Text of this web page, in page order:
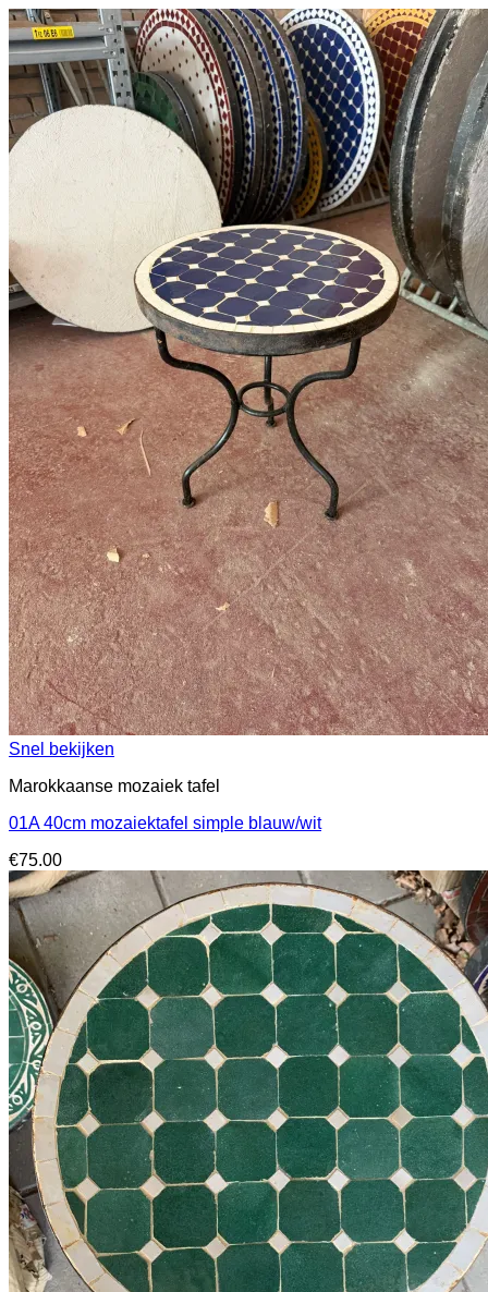
Snel bekijken
Marokkaanse mozaiek tafel
01A 40cm mozaiektafel simple blauw/wit
€75.00